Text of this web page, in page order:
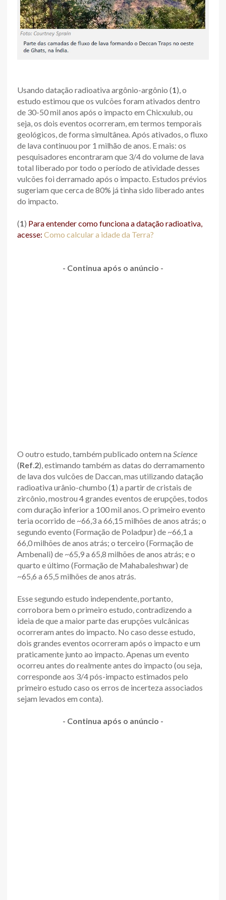
Usando datação radioativa argônio-argônio (1), o
estudo estimou que os vulcões foram ativados dentro
de 30-50 mil anos após o impacto em Chicxulub, ou
seja, os dois eventos ocorreram, em termos temporais
geológicos, de forma simultânea. Após ativados, o fluxo
de lava continuou por 1 milhão de anos. E mais: os
pesquisadores encontraram que 3/4 do volume de lava
total liberado por todo o período de atividade desses
vulcões foi derramado após o impacto. Estudos prévios
sugeriam que cerca de 80% já tinha sido liberado antes
do impacto.
(1) Para entender como funciona a datação radioativa,
acesse: Como calcular a idade da Terra?
- Continua após o anúncio -
O outro estudo, também publicado ontem na Science
(Ref.2), estimando também as datas do derramamento
de lava dos vulcões de Daccan, mas utilizando datação
radioativa urânio-chumbo (1) a partir de cristais de
zircônio, mostrou 4 grandes eventos de erupções, todos
com duração inferior a 100 mil anos. O primeiro evento
teria ocorrido de ~66,3 a 66,15 milhões de anos atrás; o
segundo evento (Formação de Poladpur) de ~66,1 a
66,0 milhões de anos atrás; o terceiro (Formação de
Ambenali) de ~65,9 a 65,8 milhões de anos atrás; e o
quarto e último (Formação de Mahabaleshwar) de
~65,6 a 65,5 milhões de anos atrás.
Esse segundo estudo independente, portanto,
corrobora bem o primeiro estudo, contradizendo a
ideia de que a maior parte das erupções vulcânicas
ocorreram antes do impacto. No caso desse estudo,
dois grandes eventos ocorreram após o impacto e um
praticamente junto ao impacto. Apenas um evento
ocorreu antes do realmente antes do impacto (ou seja,
corresponde aos 3/4 pós-impacto estimados pelo
primeiro estudo caso os erros de incerteza associados
sejam levados em conta).
- Continua após o anúncio -